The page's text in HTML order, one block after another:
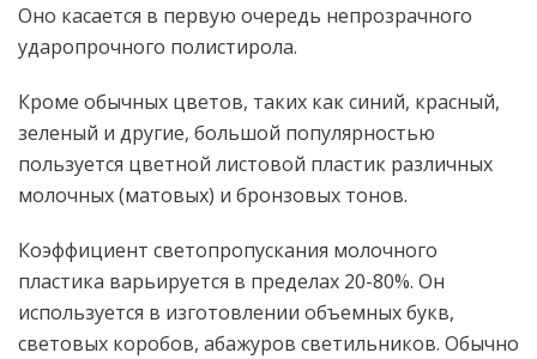
Оно касается в первую очередь непрозрачного
ударопрочного полистирола.
Кроме обычных цветов, таких как синий, красный,
зеленый и другие, большой популярностью
пользуется цветной листовой пластик различных
молочных (матовых) и бронзовых тонов.
Коэффициент светопропускания молочного
пластика варьируется в пределах 20-80%. Он
используется в изготовлении объемных букв,
световых коробов, абажуров светильников. Обычно